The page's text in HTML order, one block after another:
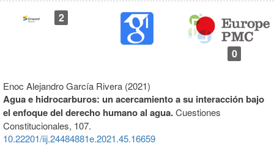
2
0
Enoc Alejandro García Rivera (2021)
Agua e hidrocarburos: un acercamiento a su interacción bajo
el enfoque del derecho humano al agua.Cuestiones
Constitucionales, 107.
10.22201/iij.24484881e.2021.45.16659